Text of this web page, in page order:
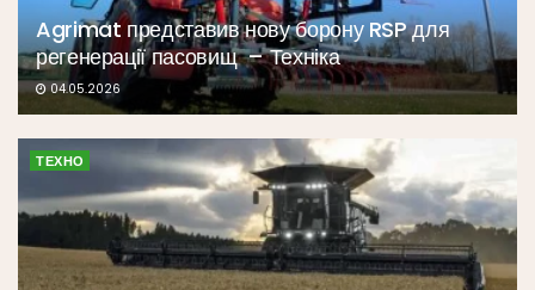
Agrimat представив нову борону RSP для
регенерації пасовищ – Техніка
04.05.2026
ТЕХНО